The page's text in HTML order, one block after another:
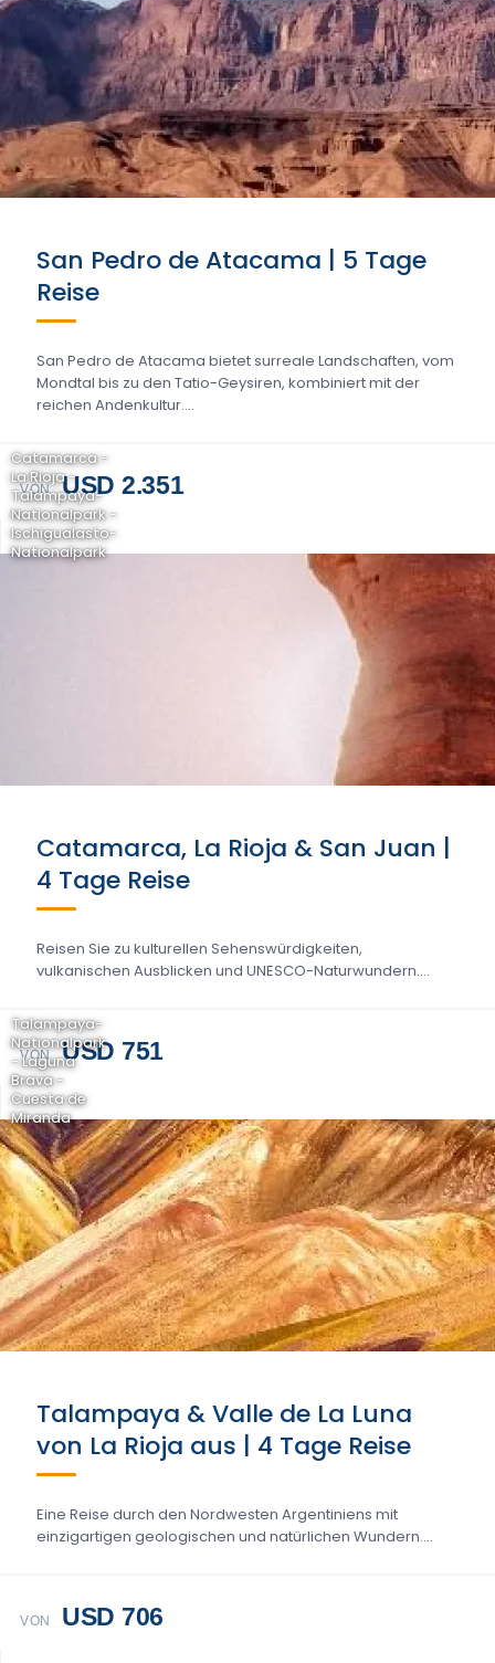
San Pedro de Atacama | 5 Tage
Reise
San Pedro de Atacama bietet surreale Landschaften, vom
Mondtal bis zu den Tatio-Geysiren, kombiniert mit der
reichen Andenkultur....
VON USD 2.351
Catamarca -
La Rioja -
Talampaya-
Nationalpark -
Ischigualasto-
Nationalpark
Catamarca, La Rioja & San Juan |
4 Tage Reise
Reisen Sie zu kulturellen Sehenswürdigkeiten,
vulkanischen Ausblicken und UNESCO-Naturwundern....
VON USD 751
Talampaya-
Nationalpark
- Laguna
Brava -
Cuesta de
Miranda
Talampaya & Valle de La Luna
von La Rioja aus | 4 Tage Reise
Eine Reise durch den Nordwesten Argentiniens mit
einzigartigen geologischen und natürlichen Wundern....
VON USD 706